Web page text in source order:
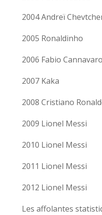
2004 Andreï
2005 Ronaldinho
2006 Fabio Cannavaro
2007 Kaka
2008 Cristiano
2009 Lionel Messi
2010 Lionel Messi
2011 Lionel Messi
2012 Lionel Messi
Les affolantes